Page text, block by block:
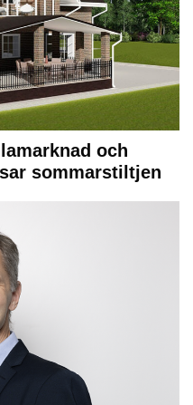
och
sommarstiltjen